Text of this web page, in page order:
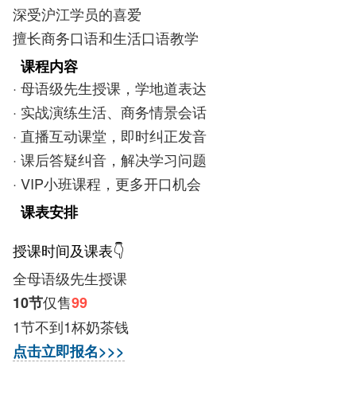
深受沪江学员的喜爱
擅长商务口语和生活口语教学
课程内容
· 母语级先生授课，学地道表达
· 实战演练生活、商务情景会话
· 直播互动课堂，即时纠正发音
· 课后答疑纠音，解决学习问题
· VIP小班课程，更多开口机会
课表安排
授课时间及课表👇
全母语级先生授课
10节仅售99
1节不到1杯奶茶钱
点击立即报名>>>